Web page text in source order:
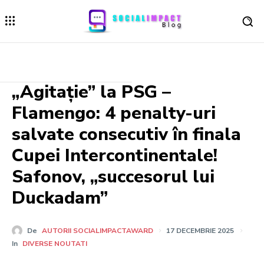
„Agitație” la PSG –
Flamengo: 4 penalty-uri
salvate consecutiv în finala
Cupei Intercontinentale!
Safonov, „succesorul lui
Duckadam”
De AUTORII SOCIALIMPACTAWARD
17 DECEMBRIE 2025
In DIVERSE NOUTATI